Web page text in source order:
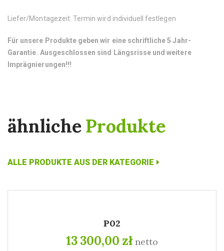
Liefer/Montagezeit: Termin wird individuell festlegen
Für unsere Produkte geben wir eine schriftliche 5 Jahr-
Garantie. Ausgeschlossen sind Längsrisse und weitere
Imprägnierungen!!!
ähnlicheProdukte
ALLE PRODUKTE AUS DER KATEGORIE
P02
13 300,00 zł netto